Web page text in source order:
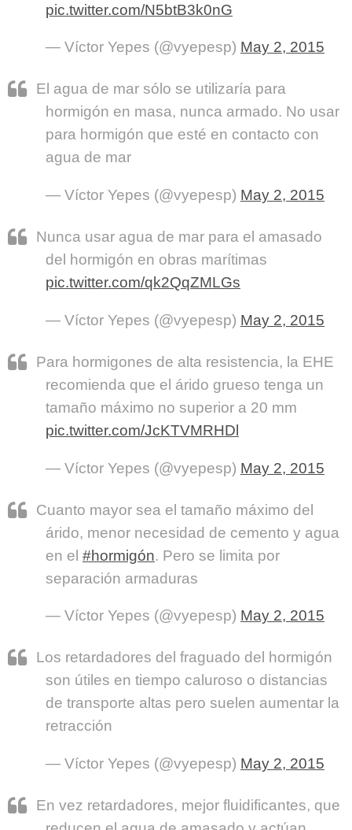
pic.twitter.com/N5btB3k0nG
— Víctor Yepes (@vyepesp) May 2, 2015
El agua de mar sólo se utilizaría para
hormigón en masa, nunca armado. No usar
para hormigón que esté en contacto con
agua de mar
— Víctor Yepes (@vyepesp) May 2, 2015
Nunca usar agua de mar para el amasado
del hormigón en obras marítimas
pic.twitter.com/qk2QqZMLGs
— Víctor Yepes (@vyepesp) May 2, 2015
Para hormigones de alta resistencia, la EHE
recomienda que el árido grueso tenga un
tamaño máximo no superior a 20 mm
pic.twitter.com/JcKTVMRHDl
— Víctor Yepes (@vyepesp) May 2, 2015
Cuanto mayor sea el tamaño máximo del
árido, menor necesidad de cemento y agua
en el #hormigón. Pero se limita por
separación armaduras
— Víctor Yepes (@vyepesp) May 2, 2015
Los retardadores del fraguado del hormigón
son útiles en tiempo caluroso o distancias
de transporte altas pero suelen aumentar la
retracción
— Víctor Yepes (@vyepesp) May 2, 2015
En vez retardadores, mejor fluidificantes, que